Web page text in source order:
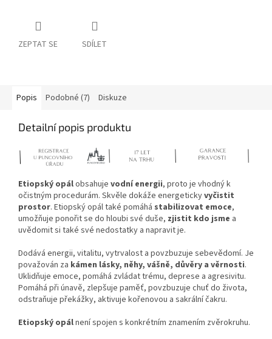
ZEPTAT SE SDÍLET
Popis Podobné (7) Diskuze
Detailní popis produktu
Etiopský opálobsahuje vodní energii, proto je vhodný k
očistným procedurám. Skvěle dokáže energetickyvyčistit
prostor. Etiopský opál také pomáhá stabilizovat emoce,
umožňuje ponořit se do hloubi své duše, zjistit kdo jsme a
uvědomit si také své nedostatky a napravit je.
Dodává energii, vitalitu, vytrvalost a povzbuzuje sebevědomí. Je
považován za kámen lásky, něhy, vášně, důvěry a věrnosti.
Uklidňuje emoce, pomáhá zvládat trému, deprese a agresivitu.
Pomáhá při únavě, zlepšuje paměť, povzbuzuje chuť do života,
odstraňuje překážky, aktivuje kořenovou a sakrální čakru.
Etiopský opálnení spojen s konkrétním znamením zvěrokruhu.